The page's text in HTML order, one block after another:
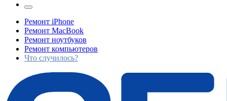
Ремонт iPhone
Ремонт MacBook
Ремонт ноутбуков
Ремонт компьютеров
Что случилось?